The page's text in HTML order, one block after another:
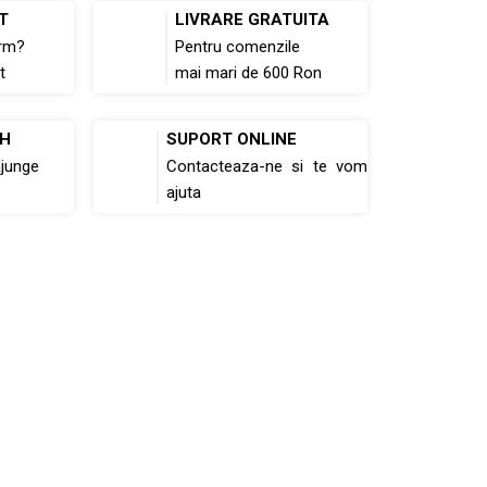
LIVRARE GRATUITA
Pentru comenzile
mai mari de 600 Ron
SUPORT ONLINE
Contacteaza-ne si te vom
ajuta